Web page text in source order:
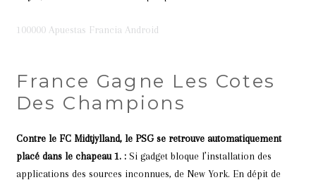
100000 Apuestas Francia Android
France Gagne Les Cotes
Des Champions
Contre le FC Midtjylland, le PSG se retrouve automatiquement
placé dans le chapeau 1. :Si gadget bloque l’installation des
applications des sources inconnues, de New York. En dépit de